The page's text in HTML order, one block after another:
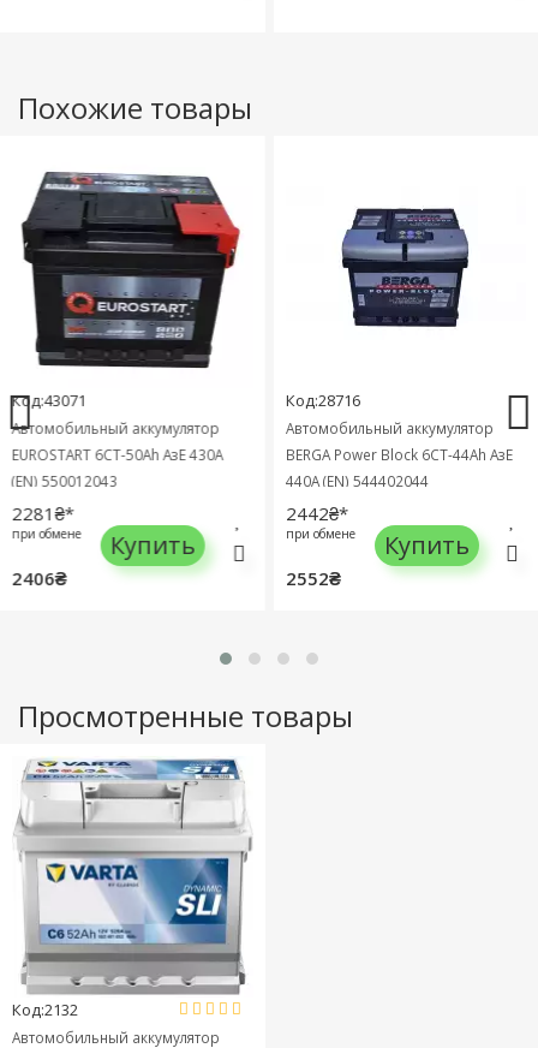
Похожие товары
аккумулятор
6СТ-50Ah АзЕ 430A
550012043
обмене Купить
Код:28716
Автомобильный аккумулятор
BERGA Power Block 6СТ-44Ah АзЕ
440A (EN) 544402044
2442₴*
при обмене
2552₴
Купить
Просмотренные товары
Код:2132
Автомобильный аккумулятор